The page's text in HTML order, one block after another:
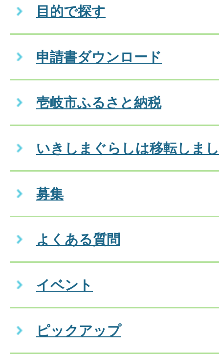
目的で探す
申請書ダウンロード
壱岐市ふるさと納税
いきしまぐらしは移転しま
募集
よくある質問
イベント
ピックアップ